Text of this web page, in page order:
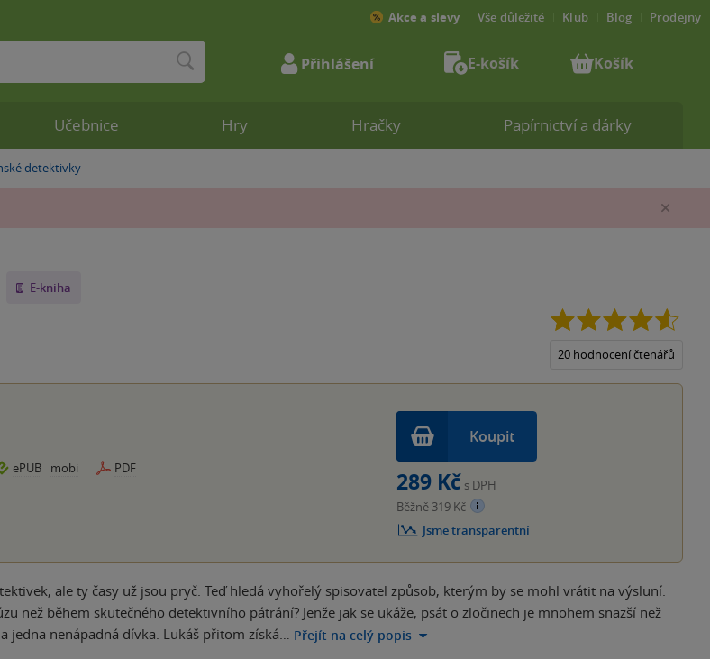
detektivky
E-kniha
20 hodnocení čtenářů
ePUB mobi PDF
Koupit
289 Kč s DPH
Běžně 319 Kč
Jsme transparentní
ale ty časy už jsou pryč. Teď hledá vyhořelý spisovatel způsob, kterým by se mohl vrátit na výsluní.
než během skutečného detektivního pátrání? Jenže jak se ukáže, psát o zločinech je mnohem snazší než
jedna nenápadná dívka. Lukáš přitom získá… Přejít na celý popis
Učebnice Hry Hračky Papírnictví a dárky
Akce a slevy Vše důležité Klub Blog Prodejny
Přihlášení E-košík Košík